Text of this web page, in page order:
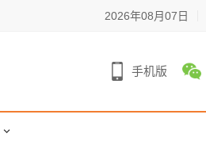
2026年08月07日
手机版